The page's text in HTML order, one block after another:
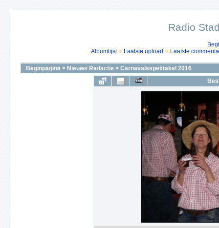
Radio
Albumlijst
Laatste upload Laatste
Beginpagina > Nieuws Redactie > Carnavalsspektakel 2016